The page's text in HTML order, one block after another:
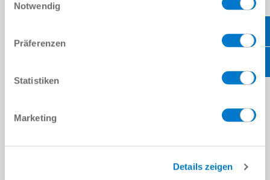
Notwendig
Präferenzen
Statistiken
Marketing
Details zeigen
¡PÓNGASE EN CONTACTO CON NOSOTROS!